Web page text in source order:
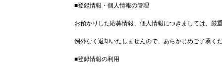
■登録情報・個人情報の管理
お預かりした応募情報、個人情報につきましては、厳
例外なく返却いたしませんので、あらかじめご了承く
■登録情報の利用